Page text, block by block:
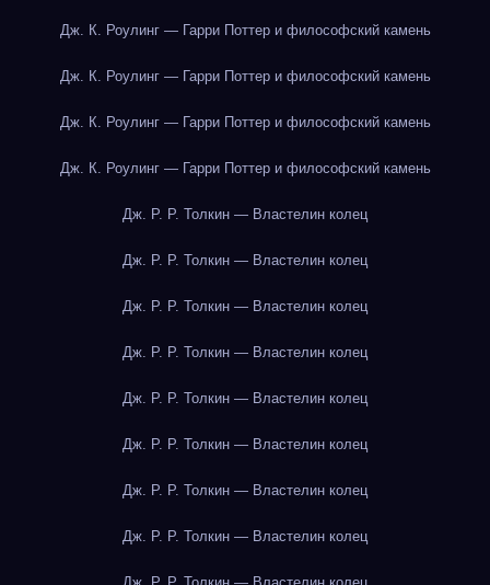
Дж. К. Роулинг — Гарри Поттер и философский камень
Дж. К. Роулинг — Гарри Поттер и философский камень
Дж. К. Роулинг — Гарри Поттер и философский камень
Дж. К. Роулинг — Гарри Поттер и философский камень
Дж. Р. Р. Толкин — Властелин колец
Дж. Р. Р. Толкин — Властелин колец
Дж. Р. Р. Толкин — Властелин колец
Дж. Р. Р. Толкин — Властелин колец
Дж. Р. Р. Толкин — Властелин колец
Дж. Р. Р. Толкин — Властелин колец
Дж. Р. Р. Толкин — Властелин колец
Дж. Р. Р. Толкин — Властелин колец